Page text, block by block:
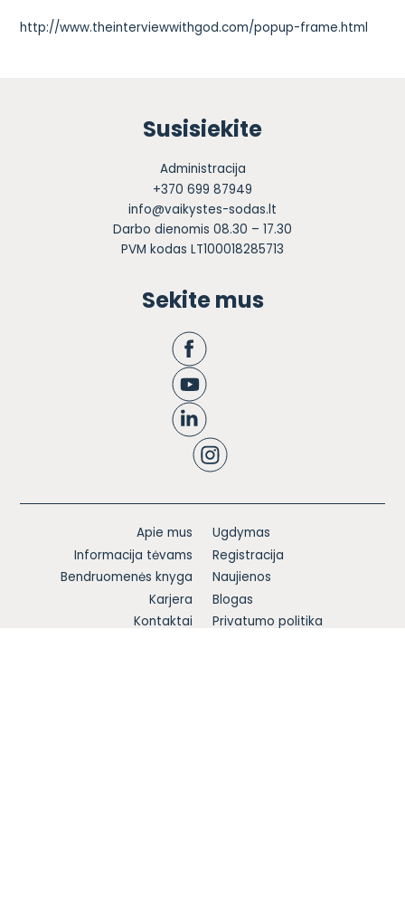
http://www.theinterviewwithgod.com/popup-frame.html
Apie mus
Ugdymas
Informacija tėvams
Registracija
Bendruomenės knyga
Naujienos
Karjera
Blogas
Kontaktai
Privatumo politika
Susisiekite
Administracija
+370 699 87949
info@vaikystes-sodas.lt
Darbo dienomis 08.30 – 17.30
PVM kodas LT100018285713
Sekite mus